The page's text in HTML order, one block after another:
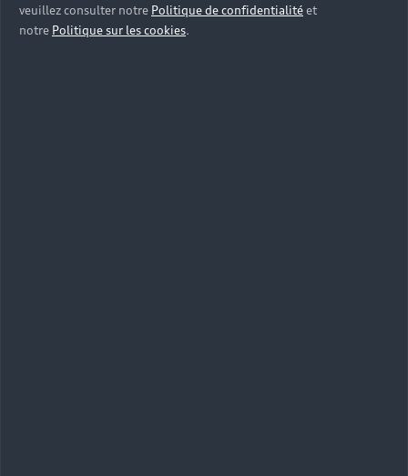
veuillez consulter notre Politique de confidentialitéet
notre Politique sur les cookies.